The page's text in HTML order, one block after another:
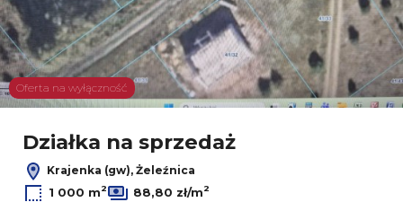
Oferta na wyłączność
Działka na sprzedaż
Krajenka (gw), Żeleźnica
1 000 m2 88,80 zł/m2